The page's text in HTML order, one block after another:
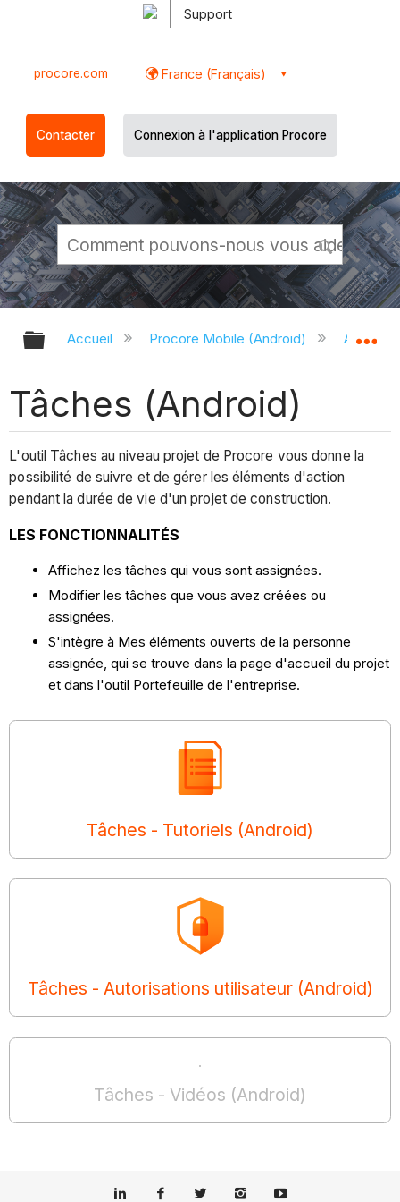
Support
procore.com France (Français)
Contacter Connexion à l'application Procore
Développer/réduire la hiérarchie
Accueil Procore Mobile (Android)
Tâches (Android)
L'outil Tâches au niveau projet de Procore vous donne la
possibilité de suivre et de gérer les éléments d'action
pendant la durée de vie d'un projet de construction.
LES FONCTIONNALITÉS
Affichez les tâches qui vous sont assignées.
Modifier les tâches que vous avez créées ou
assignées.
S'intègre à Mes éléments ouverts de la personne
assignée, qui se trouve dans la page d'accueil du projet
et dans l'outil Portefeuille de l'entreprise.
Tâches - Tutoriels (Android)
Tâches - Autorisations utilisateur (Android)
Tâches - Vidéos (Android)